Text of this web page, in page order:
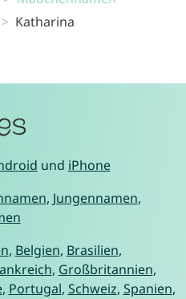
Katharina
und iPhone
, Jungennamen,
, Belgien, Brasilien,
, Großbritannien,
, Portugal, Schweiz, Spanien,